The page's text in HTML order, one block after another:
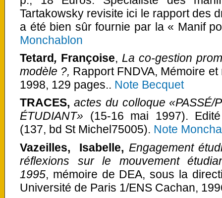
Tartakowsky revisite ici le rapport des
a été bien sûr fournie par la « Manif
Monchablon
Tetard, Françoise, La co-gestion
modèle ?, Rapport FNDVA, Mémoire
1998, 129 pages.. Note Becquet
TRACES, actes du colloque «PASSÉ/
ÉTUDIANT»
(15-16 mai 1997).
(137, bd St Michel75005). Note
Vazeilles, Isabelle, Engagement
réflexions sur le mouvement
1995, mémoire de DEA, sous la
Université de Paris 1/ENS Cachan,